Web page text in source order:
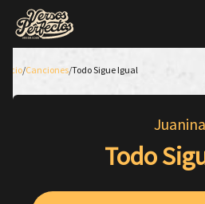
Inicio/Canciones/Todo Sigue Igual
Todo